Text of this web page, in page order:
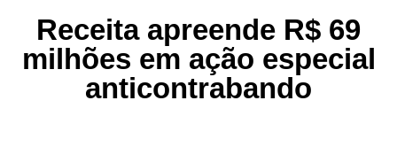
Receita apreende R$ 69
milhões em ação especial
anticontrabando